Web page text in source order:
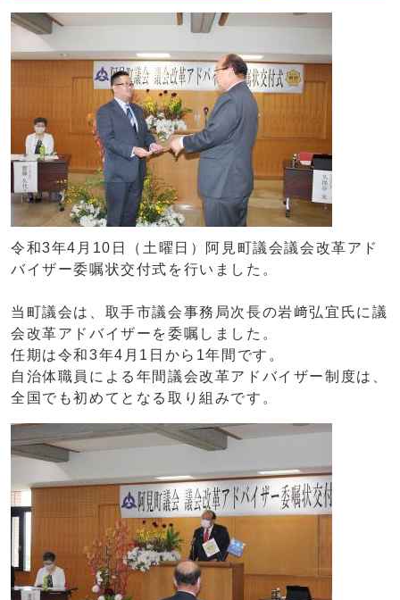
令和3年4月10日（土曜日）阿見町議会議会改革アド
バイザー委嘱状交付式を行いました。
当町議会は、取手市議会事務局次長の岩﨑弘宜氏に議
会改革アドバイザーを委嘱しました。
任期は令和3年4月1日から1年間です。
自治体職員による年間議会改革アドバイザー制度は、
全国でも初めてとなる取り組みです。